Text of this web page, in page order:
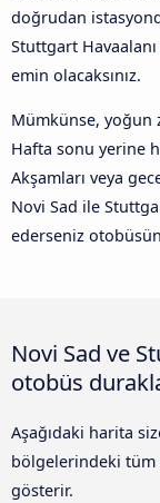
doğrudan
Stuttgart
emin olacaksınız.
Mümkünse, yoğun
Hafta sonu yerine
Akşamları veya
Novi Sad ile
ederseniz
Novi Sad ve
otobüs
Aşağıdaki harita
bölgelerindeki tüm
gösterir.